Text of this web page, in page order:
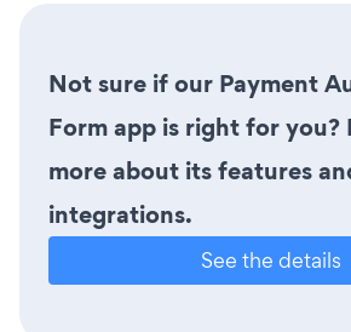
Not sure if our Payment
Form app is right for you?
more about its features
integrations.
See the details